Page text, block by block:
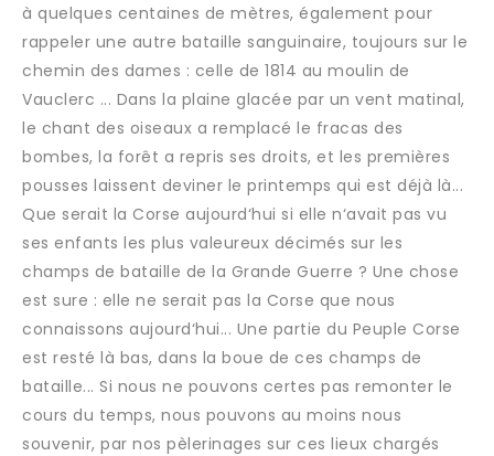
à quelques centaines de mètres, également pour
rappeler une autre bataille sanguinaire, toujours sur le
chemin des dames : celle de 1814 au moulin de
Vauclerc ... Dans la plaine glacée par un vent matinal,
le chant des oiseaux a remplacé le fracas des
bombes, la forêt a repris ses droits, et les premières
pousses laissent deviner le printemps qui est déjà là...
Que serait la Corse aujourd‘hui si elle n‘avait pas vu
ses enfants les plus valeureux décimés sur les
champs de bataille de la Grande Guerre ? Une chose
est sure : elle ne serait pas la Corse que nous
connaissons aujourd‘hui... Une partie du Peuple Corse
est resté là bas, dans la boue de ces champs de
bataille... Si nous ne pouvons certes pas remonter le
cours du temps, nous pouvons au moins nous
souvenir, par nos pèlerinages sur ces lieux chargés